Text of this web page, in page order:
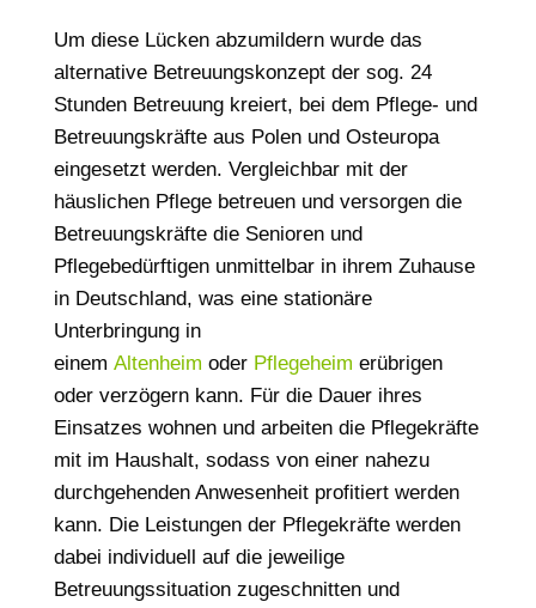
Um diese Lücken abzumildern wurde das
alternative Betreuungskonzept der sog. 24
Stunden Betreuung kreiert, bei dem Pflege- und
Betreuungskräfte aus Polen und Osteuropa
eingesetzt werden. Vergleichbar mit der
häuslichen Pflege betreuen und versorgen die
Betreuungskräfte die Senioren und
Pflegebedürftigen unmittelbar in ihrem Zuhause
in Deutschland, was eine stationäre
Unterbringung in
einem Altenheim oder Pflegeheim erübrigen
oder verzögern kann. Für die Dauer ihres
Einsatzes wohnen und arbeiten die Pflegekräfte
mit im Haushalt, sodass von einer nahezu
durchgehenden Anwesenheit profitiert werden
kann. Die Leistungen der Pflegekräfte werden
dabei individuell auf die jeweilige
Betreuungssituation zugeschnitten und